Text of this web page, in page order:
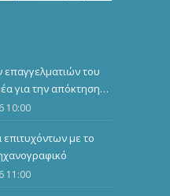
επαγγελματιών του
για την απόκτηση
10:00
με το
11:00